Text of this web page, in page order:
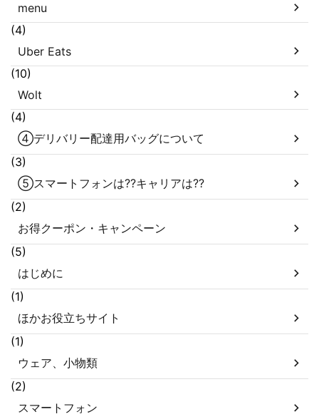
menu
(4)
Uber Eats
(10)
Wolt
(4)
④デリバリー配達用バッグについて
(3)
⑤スマートフォンは??キャリアは??
(2)
お得クーポン・キャンペーン
(5)
はじめに
(1)
ほかお役立ちサイト
(1)
ウェア、小物類
(2)
スマートフォン